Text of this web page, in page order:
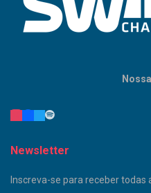
Newsletter
Inscreva-se para receber todas